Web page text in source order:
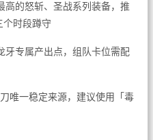
高的怒斩、圣战系列装备，推
个时段蹲守
牙专属产出点，组队卡位需配
唯一稳定来源，建议使用「毒